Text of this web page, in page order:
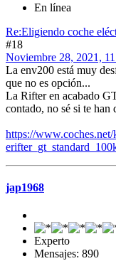
En línea
Re:Eligiendo coche
#18
Noviembre 28, 2021,
La env200 está muy
que no es opción...
La Rifter en acabado
contado, no sé si te han
https://
jap1968
Experto
Mensajes: 890